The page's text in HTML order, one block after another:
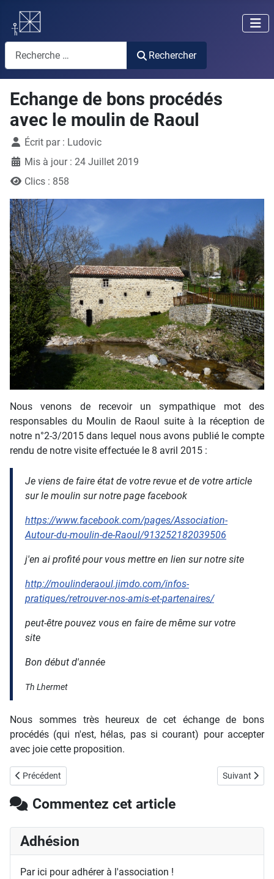
Rechercher
Rechercher
Echange de bons procédés
avec le moulin de Raoul
DétailsÉcrit par : Ludovic
Mis à jour : 24 Juillet 2019
Clics : 858
Nous venons de recevoir un sympathique mot des
responsables du Moulin de Raoul suite à la réception de
notre n°2-3/2015 dans lequel nous avons publié le compte
rendu de notre visite effectuée le 8 avril 2015 :
Je viens de faire état de votre revue et de votre article
sur le moulin sur notre page facebook
https://www.facebook.com/pages/Association-
Autour-du-moulin-de-Raoul/913252182039506
j'en ai profité pour vous mettre en lien sur notre site
http://moulinderaoul.jimdo.com/infos-
pratiques/retrouver-nos-amis-et-partenaires/
peut-être pouvez vous en faire de même sur votre
site
Bon début d'année
Th Lhermet
Nous sommes très heureux de cet échange de bons
procédés (qui n'est, hélas, pas si courant) pour accepter
avec joie cette proposition.
Article précédent : Bientôt d'autres numéros en ligne !
Précédent Article
Suivant
Commentez cet article
Adhésion
Par ici pour adhérer à l'association !